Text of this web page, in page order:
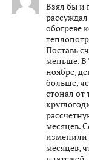
Взял бы и
обогреве
Поставь
меньше. В
ноябре,
больше,
стонал от
месяцев.
изменили
месяцев,